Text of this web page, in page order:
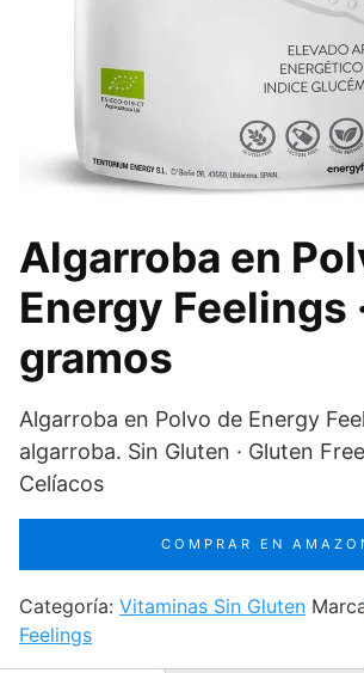
Algarroba en
Energy Feelings
gramos
Algarroba en Polvo de Energy
algarroba. Sin Gluten · Gluten
Celíacos
COMPRAR EN
Categoría: Vitaminas Sin Gluten
Feelings